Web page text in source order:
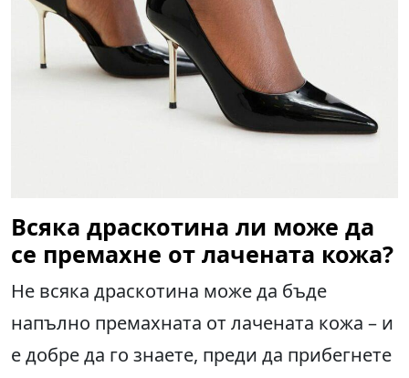
Всяка драскотина ли може да
се премахне от лачената кожа?
Не всяка драскотина може да бъде
напълно премахната от лачената кожа – и
е добре да го знаете, преди да прибегнете